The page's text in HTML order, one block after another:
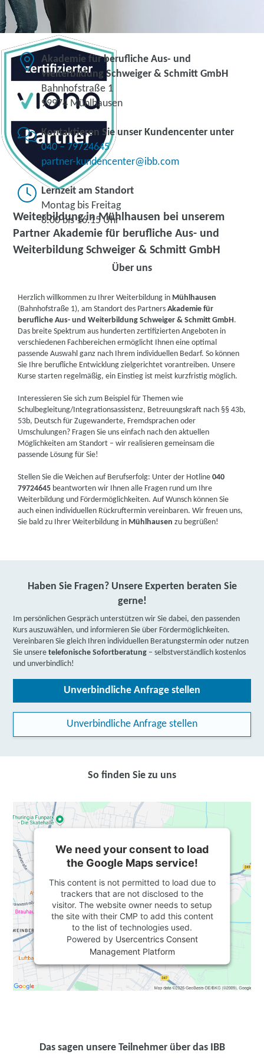
Weiterbildung in Mühlhausen bei unserem
Partner Akademie für berufliche Aus- und
Weiterbildung Schweiger & Schmitt GmbH
Akademie für berufliche Aus- und
Weiterbildung Schweiger & Schmitt GmbH
Bahnhofstraße 1
99974 Mühlhausen
Kontaktieren Sie unser Kundencenter unter
040 – 79724645
partner-kundencenter@ibb.com
Lernzeit am Standort
Montag bis Freitag
8.00 bis 16.15 Uhr
Über uns
Herzlich willkommen zu Ihrer Weiterbildung in Mühlhausen
(Bahnhofstraße 1), am Standort des PartnersAkademie für
berufliche Aus- und Weiterbildung Schweiger & Schmitt GmbH.
Das breite Spektrum aus hunderten zertifizierten Angeboten in
verschiedenen Fachbereichen ermöglicht Ihnen eine optimal
passende Auswahl ganz nach Ihrem individuellen Bedarf. So können
Sie Ihre berufliche Entwicklung zielgerichtet vorantreiben. Unsere
Kurse starten regelmäßig, ein Einstieg ist meist kurzfristig möglich.
Interessieren Sie sich zum Beispiel für Themen wie
Schulbegleitung/Integrationsassistenz, Betreuungskraft nach §§ 43b,
53b, Deutsch für Zugewanderte, Fremdsprachen oder
Umschulungen? Fragen Sie uns einfach nach den aktuellen
Möglichkeiten am Standort – wir realisieren gemeinsam die
passende Lösung für Sie!
Stellen Sie die Weichen auf Berufserfolg: Unter der Hotline040
79724645 beantworten wir Ihnen alle Fragen rund um Ihre
Weiterbildung und Fördermöglichkeiten. Auf Wunsch können Sie
auch einen individuellen Rückruftermin vereinbaren. Wir freuen uns,
Sie bald zu Ihrer Weiterbildung in Mühlhausen zu begrüßen!
Haben Sie Fragen? Unsere Experten beraten Sie
gerne!
Im persönlichen Gespräch unterstützen wir Sie dabei, den passenden
Kurs auszuwählen, und informieren Sie über Fördermöglichkeiten.
Vereinbaren Sie gleich Ihren individuellen Beratungstermin oder nutzen
Sie unseretelefonische Sofortberatung – selbstverständlich kostenlos
und unverbindlich!
Unverbindliche Anfrage stellen
Unverbindliche Anfrage stellen
So finden Sie zu uns
We need your consent to load
the Google Maps service!
This content is not permitted to load due to
trackers that are not disclosed to the
visitor. The website owner needs to setup
the site with their CMP to add this content
to the list of technologies used.
Powered by Usercentrics Consent
Management Platform
Das sagen unsere Teilnehmer über das IBB